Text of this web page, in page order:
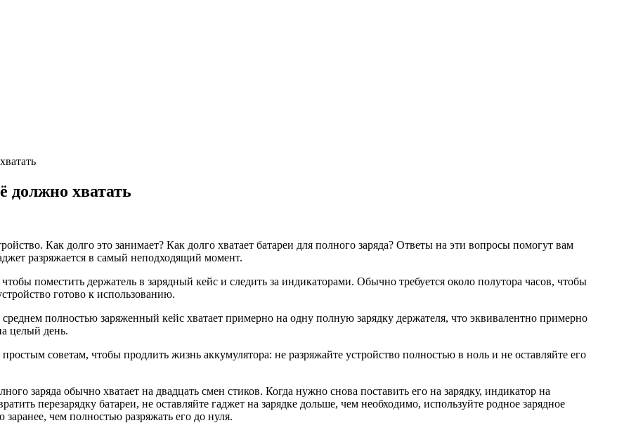
должно хватать
Как долго это занимает? Как долго хватает батареи для полного заряда? Ответы на эти вопросы помогут вам
разряжается в самый неподходящий момент.
поместить держатель в зарядный кейс и следить за индикаторами. Обычно требуется около полутора часов, чтобы
готово к использованию.
полностью заряженный кейс хватает примерно на одну полную зарядку держателя, что эквивалентно примерно
целый день.
советам, чтобы продлить жизнь аккумулятора: не разряжайте устройство полностью в ноль и не оставляйте его
заряда обычно хватает на двадцать смен стиков. Когда нужно снова поставить его на зарядку, индикатор на
перезарядку батареи, не оставляйте гаджет на зарядке дольше, чем необходимо, используйте родное зарядное
чем полностью разряжать его до нуля.